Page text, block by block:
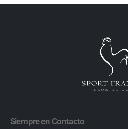
Siempre en Contacto